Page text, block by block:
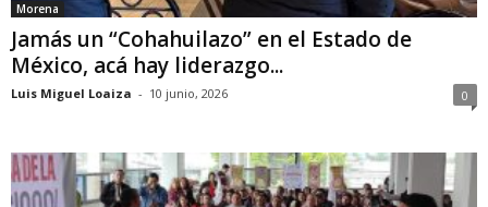
Morena
Jamás un “Cohahuilazo” en el Estado de
México, acá hay liderazgo...
Luis Miguel Loaiza - 10 junio, 2026 0